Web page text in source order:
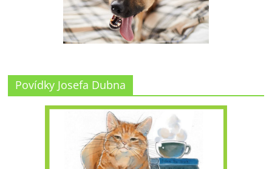
Povídky Josefa Dubna